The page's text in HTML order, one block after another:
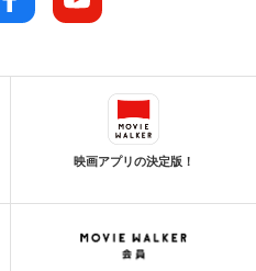
映画アプリの決定版！